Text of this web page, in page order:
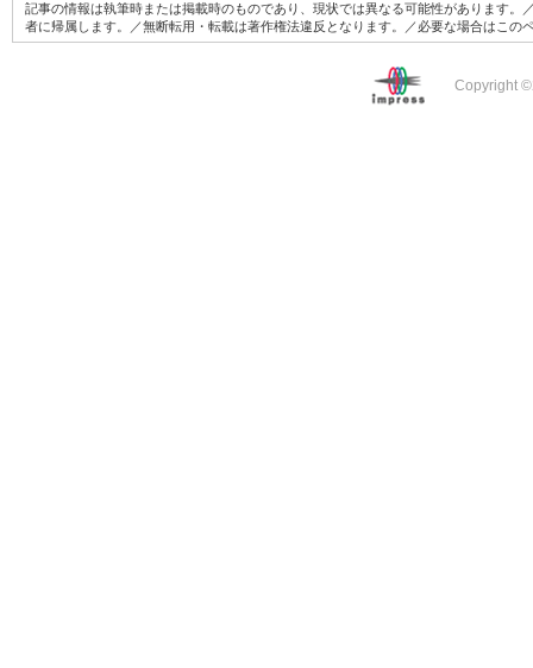
記事の情報は執筆時または掲載時のものであり、現状では異なる可能性があります
者に帰属します。／無断転用・転載は著作権法違反となります。／必要な場合はこ
Copyright